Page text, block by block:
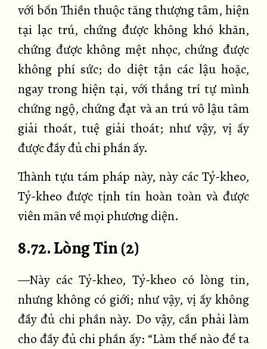
với bốn Thiền thuộc tăng thượng tâm, hiện
tại lạc trú, chứng được không khó khăn,
chứng được không mệt nhọc, chứng được
không phí sức; do diệt tận các lậu hoặc,
ngay trong hiện tại, với thắng trí tự mình
chứng ngộ, chứng đạt và an trú vô lậu tâm
giải thoát, tuệ giải thoát; như vậy, vị ấy
được đầy đủ chi phần ấy.
Thành tựu tám pháp này, này các Tỷ-kheo,
Tỷ-kheo được tịnh tín hoàn toàn và được
viên mãn về mọi phương diện.
8.72. Lòng Tin (2)
—Này các Tỷ-kheo, Tỷ-kheo có lòng tin,
nhưng không có giới; như vậy, vị ấy không
đầy đủ chi phần này. Do vậy, cần phải làm
cho đầy đủ chi phần ấy: “Làm thế nào để ta